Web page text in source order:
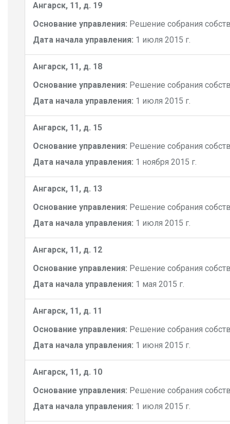
Ангарск, 11, д. 19
Основание управления: Решение собрания
Дата начала управления: 1 июля 2015 г.
Ангарск, 11, д. 18
Основание управления: Решение собрания
Дата начала управления: 1 июля 2015 г.
Ангарск, 11, д. 15
Основание управления: Решение собрания
Дата начала управления: 1 ноября 2015 г.
Ангарск, 11, д. 13
Основание управления: Решение собрания
Дата начала управления: 1 июля 2015 г.
Ангарск, 11, д. 12
Основание управления: Решение собрания
Дата начала управления: 1 мая 2015 г.
Ангарск, 11, д. 11
Основание управления: Решение собрания
Дата начала управления: 1 июня 2015 г.
Ангарск, 11, д. 10
Основание управления: Решение собрания
Дата начала управления: 1 июля 2015 г.